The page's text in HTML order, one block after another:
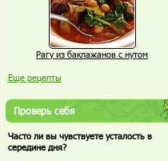
Рагу из баклажанов с нутом
Еще рецепты
Проверь себя
Часто ли вы чувствуете усталость в
середине дня?